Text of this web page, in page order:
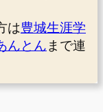
は豊城生涯学
んとん まで連